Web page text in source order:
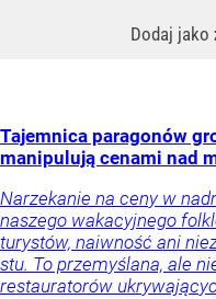
Dodaj jako
Tajemnica paragonów
manipulują cenami nad
Narzekanie na ceny w
naszego wakacyjnego
turystów, naiwność ani
stu. To przemyślana, ale
restauratorów